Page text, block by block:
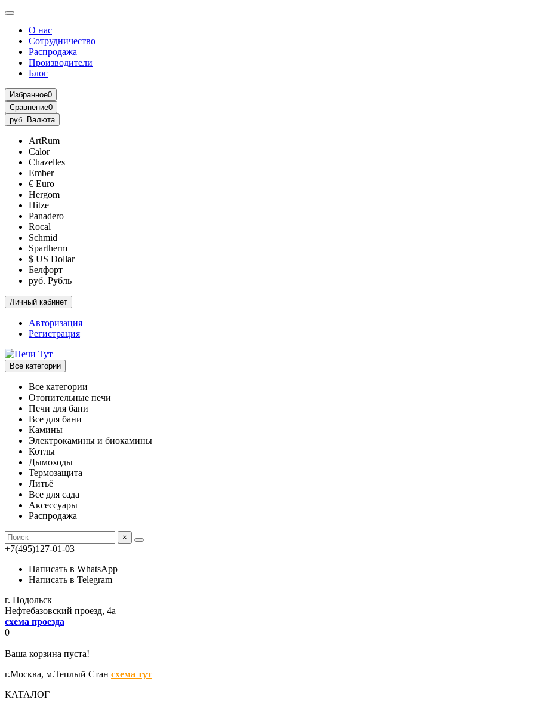
О нас
Сотрудничество
Распродажа
Производители
Блог
Избранное0
Сравнение0
руб. Валюта
ArtRum
Calor
Chazelles
Ember
€ Euro
Hergom
Hitze
Panadero
Rocal
Schmid
Spartherm
$ US Dollar
Белфорт
руб. Рубль
Личный кабинет
Авторизация
Регистрация
Все категории
Все категории
Отопительные печи
Печи для бани
Все для бани
Камины
Электрокамины и биокамины
Котлы
Дымоходы
Термозащита
Литьё
Все для сада
Аксессуары
Распродажа
×
+7(495)127-01-03
Написать в WhatsApp
Написать в Telegram
г. Подольск
Нефтебазовский проезд, 4а
схема проезда
0
Ваша корзина пуста!
г.Москва, м.Теплый Стан схема тут
КАТАЛОГ